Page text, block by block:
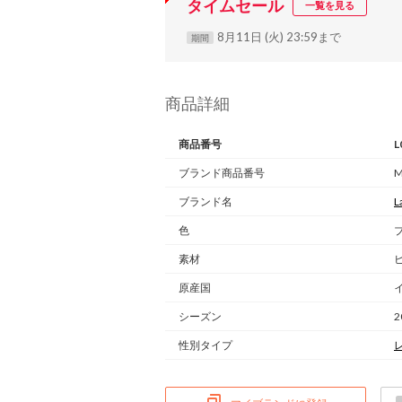
タイムセール 一覧を見る
期間 8月11日 (火) 23:59まで
商品詳細
商品番号
ブランド商品番号
ブランド名
色
素材
原産国
シーズン
性別タイプ